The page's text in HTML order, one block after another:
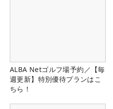
ALBA Netゴルフ場予約／【毎
週更新】特別優待プランはこ
ちら！